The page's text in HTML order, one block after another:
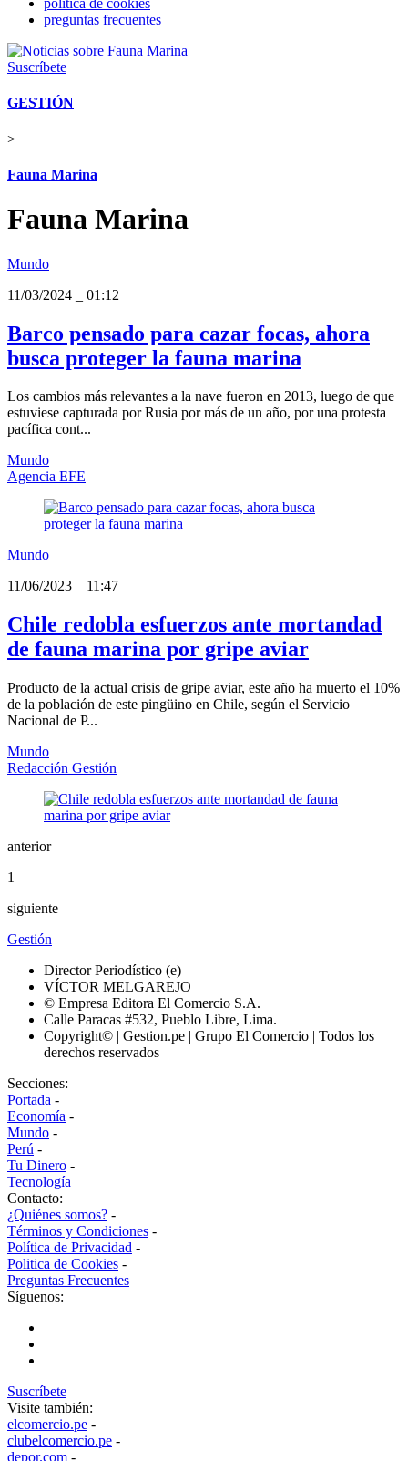
politica de cookies
preguntas frecuentes
Suscríbete
GESTIÓN
>
Fauna Marina
Fauna Marina
Mundo
11/03/2024
01:12
Barco pensado para cazar focas, ahora
busca proteger la fauna marina
Los cambios más relevantes a la nave fueron en 2013, luego de que
estuviese capturada por Rusia por más de un año, por una protesta
pacífica cont...
Mundo
Agencia EFE
Mundo
11/06/2023
11:47
Chile redobla esfuerzos ante mortandad
de fauna marina por gripe aviar
Producto de la actual crisis de gripe aviar, este año ha muerto el 10%
de la población de este pingüino en Chile, según el Servicio
Nacional de P...
Mundo
Redacción Gestión
anterior
1
siguiente
Gestión
Director Periodístico (e)
VÍCTOR MELGAREJO
© Empresa Editora El Comercio S.A.
Calle Paracas #532, Pueblo Libre, Lima.
Copyright© | Gestion.pe | Grupo El Comercio | Todos los
derechos reservados
Secciones:
Portada -
Economía -
Mundo -
Perú -
Tu Dinero -
Tecnología
Contacto:
¿Quiénes somos? -
Términos y Condiciones -
Política de Privacidad -
Politica de Cookies -
Preguntas Frecuentes
Síguenos:
Suscríbete
Visite también:
elcomercio.pe -
clubelcomercio.pe -
depor.com -